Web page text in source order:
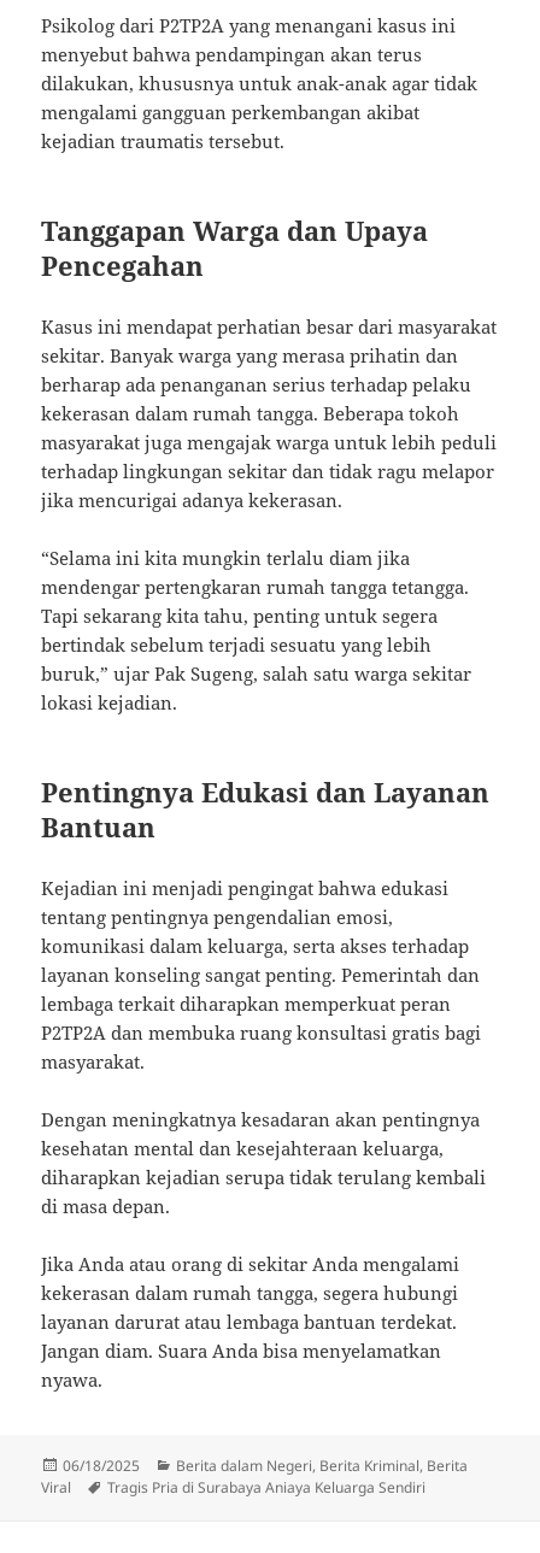
Psikolog dari P2TP2A yang menangani kasus ini
menyebut bahwa pendampingan akan terus
dilakukan, khususnya untuk anak-anak agar tidak
mengalami gangguan perkembangan akibat
kejadian traumatis tersebut.
Tanggapan Warga dan Upaya
Pencegahan
Kasus ini mendapat perhatian besar dari masyarakat
sekitar. Banyak warga yang merasa prihatin dan
berharap ada penanganan serius terhadap pelaku
kekerasan dalam rumah tangga. Beberapa tokoh
masyarakat juga mengajak warga untuk lebih peduli
terhadap lingkungan sekitar dan tidak ragu melapor
jika mencurigai adanya kekerasan.
“Selama ini kita mungkin terlalu diam jika
mendengar pertengkaran rumah tangga tetangga.
Tapi sekarang kita tahu, penting untuk segera
bertindak sebelum terjadi sesuatu yang lebih
buruk,” ujar Pak Sugeng, salah satu warga sekitar
lokasi kejadian.
Pentingnya Edukasi dan Layanan
Bantuan
Kejadian ini menjadi pengingat bahwa edukasi
tentang pentingnya pengendalian emosi,
komunikasi dalam keluarga, serta akses terhadap
layanan konseling sangat penting. Pemerintah dan
lembaga terkait diharapkan memperkuat peran
P2TP2A dan membuka ruang konsultasi gratis bagi
masyarakat.
Dengan meningkatnya kesadaran akan pentingnya
kesehatan mental dan kesejahteraan keluarga,
diharapkan kejadian serupa tidak terulang kembali
di masa depan.
Jika Anda atau orang di sekitar Anda mengalami
kekerasan dalam rumah tangga, segera hubungi
layanan darurat atau lembaga bantuan terdekat.
Jangan diam. Suara Anda bisa menyelamatkan
nyawa.
Diposkan
pada
06/18/2025 Kategori
Berita dalam Negeri, Berita Kriminal, Berita
Viral
Tag
Tragis Pria di Surabaya Aniaya Keluarga Sendiri